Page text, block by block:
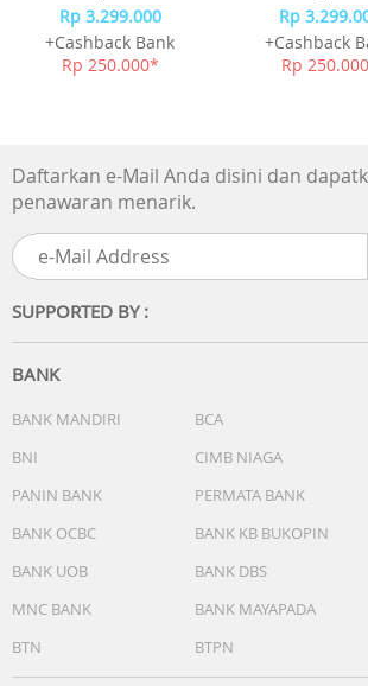
Stopwatch 1/100 detik
Penghitung waktu mundur 24 jam
Lampu latar LED warna amber
Kalender otomatis hingga tahun 2099
Format waktu 12/24 jam
Akurasi ±30 detik per bulan
Rp 3.299.000
+Cashback Bank
Rp 250.000*
Rp
+Cashback
Rp
Daftarkan e-Mail Anda disini dan
penawaran menarik.
SUPPORTED BY :
BANK
BANK MANDIRI BCA
BNI
CIMB NIAGA
PANIN BANK
PERMATA BANK
BANK OCBC
BANK KB BUKOPIN
BANK UOB
BANK DBS
MNC BANK
BANK MAYAPADA
BTN
BTPN